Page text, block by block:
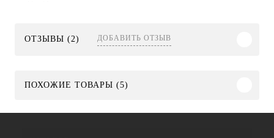
ОТЗЫВЫ (2) ДОБАВИТЬ ОТЗЫВ
ПОХОЖИЕ ТОВАРЫ (5)